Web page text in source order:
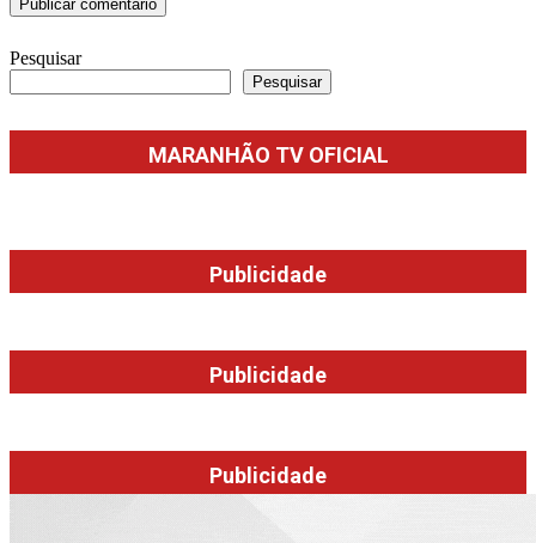
Pesquisar
Pesquisar
MARANHÃO TV OFICIAL
Publicidade
Publicidade
Publicidade